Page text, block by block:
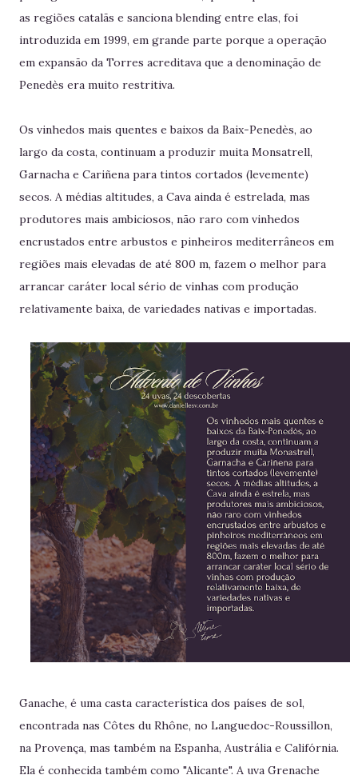
as regiões catalãs e sanciona blending entre elas, foi
introduzida em 1999, em grande parte porque a operação
em expansão da Torres acreditava que a denominação de
Penedès era muito restritiva.
Os vinhedos mais quentes e baixos da Baix-Penedès, ao
largo da costa, continuam a produzir muita Monsatrell,
Garnacha e Cariñena para tintos cortados (levemente)
secos. A médias altitudes, a Cava ainda é estrelada, mas
produtores mais ambiciosos, não raro com vinhedos
encrustados entre arbustos e pinheiros mediterrâneos em
regiões mais elevadas de até 800 m, fazem o melhor para
arrancar caráter local sério de vinhas com produção
relativamente baixa, de variedades nativas e importadas.
Ganache, é uma casta característica dos países de sol,
encontrada nas Côtes du Rhône, no Languedoc-Roussillon,
na Provença, mas também na Espanha, Austrália e Califórnia.
Ela é conhecida também como "Alicante". A uva Grenache